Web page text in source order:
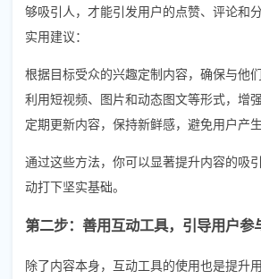
够吸引人，才能引发用户的点赞、评论和
实用建议：
根据目标受众的兴趣定制内容，确保与他
利用短视频、图片和动态图文等形式，增
定期更新内容，保持新鲜感，避免用户产生
通过这些方法，你可以显著提升内容的吸
动打下坚实基础。
第二步：善用互动工具，引导用户参
除了内容本身，互动工具的使用也是提升